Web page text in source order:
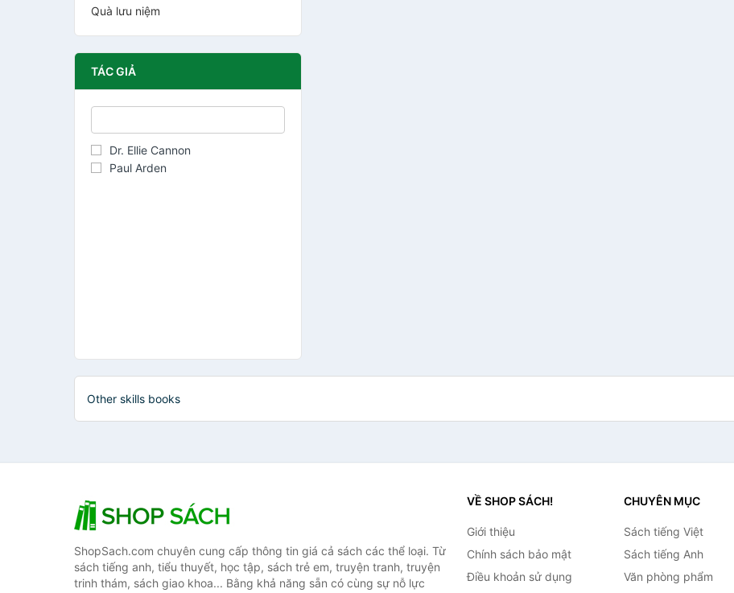
Quà lưu niệm
TÁC GIẢ
Dr. Ellie Cannon
Paul Arden
Other skills books
ShopSach.com chuyên cung cấp thông tin giá cả sách các thể loại. Từ
sách tiếng anh, tiểu thuyết, học tập, sách trẻ em, truyện tranh, truyện
trinh thám, sách giao khoa... Bằng khả năng sẵn có cùng sự nỗ lực
VỀ SHOP SÁCH!
Giới thiệu
Chính sách bảo mật
Điều khoản sử dụng
CHUYÊN MỤC
Sách tiếng Việt
Sách tiếng Anh
Văn phòng phẩm